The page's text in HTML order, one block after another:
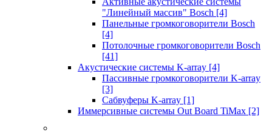
"Линейный массив" Bosch [4]
Панельные громкоговорители Bosch
[4]
Потолочные громкоговорители Bosch
[41]
Акустические системы K-array [4]
Пассивные громкоговорители K-array
[3]
Сабвуферы K-array [1]
Иммерсивные системы Out Board TiMax [2]